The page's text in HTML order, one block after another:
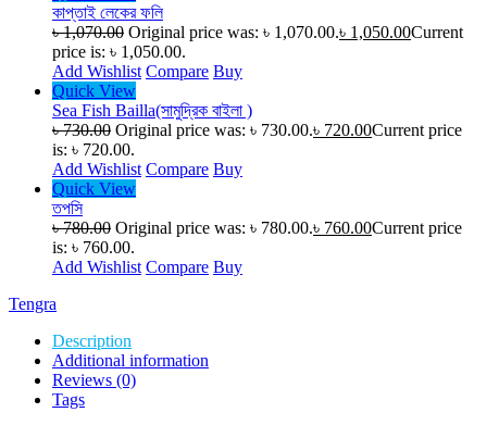
কাপ্তাই লেকের ফলি
৳1,070.00 Original price was: ৳ 1,070.00.৳ 1,050.00Current
price is: ৳ 1,050.00.
Add Wishlist Compare Buy
Quick View
Sea Fish Bailla(সামুদ্রিক বাইলা )
৳730.00 Original price was: ৳ 730.00.৳ 720.00Current price
is: ৳ 720.00.
Add Wishlist Compare Buy
Quick View
তপসি
৳780.00 Original price was: ৳ 780.00.৳ 760.00Current price
is: ৳ 760.00.
Add Wishlist Compare Buy
Tengra
Description
Additional information
Reviews (0)
Tags